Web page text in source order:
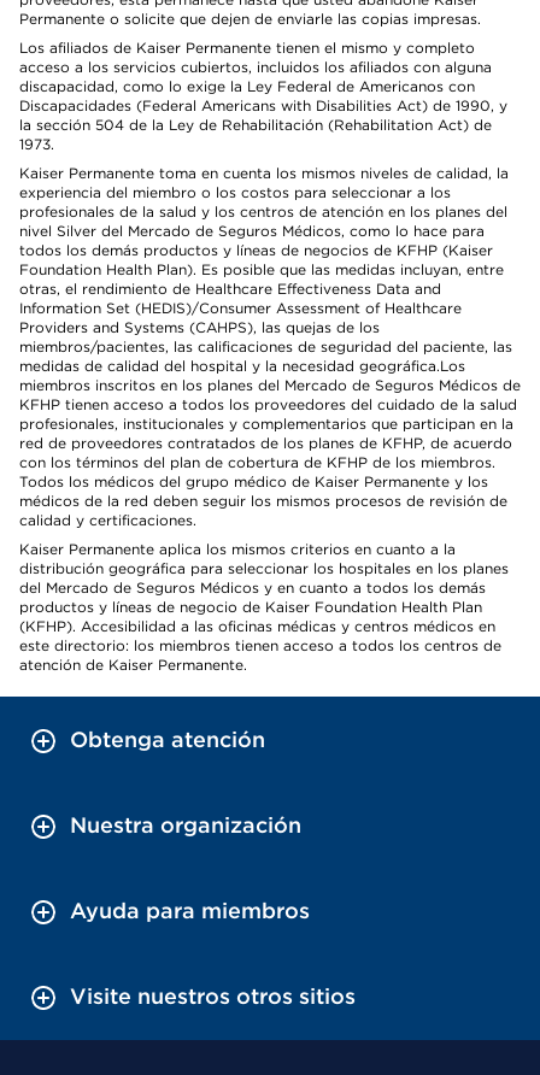
Permanente o solicite que dejen de enviarle las copias impresas.
Los afiliados de Kaiser Permanente tienen el mismo y completo
acceso a los servicios cubiertos, incluidos los afiliados con alguna
discapacidad, como lo exige la Ley Federal de Americanos con
Discapacidades (Federal Americans with Disabilities Act) de 1990, y
la sección 504 de la Ley de Rehabilitación (Rehabilitation Act) de
1973.
Kaiser Permanente toma en cuenta los mismos niveles de calidad, la
experiencia del miembro o los costos para seleccionar a los
profesionales de la salud y los centros de atención en los planes del
nivel Silver del Mercado de Seguros Médicos, como lo hace para
todos los demás productos y líneas de negocios de KFHP (Kaiser
Foundation Health Plan). Es posible que las medidas incluyan, entre
otras, el rendimiento de Healthcare Effectiveness Data and
Information Set (HEDIS)/Consumer Assessment of Healthcare
Providers and Systems (CAHPS), las quejas de los
miembros/pacientes, las calificaciones de seguridad del paciente, las
medidas de calidad del hospital y la necesidad geográfica.Los
miembros inscritos en los planes del Mercado de Seguros Médicos de
KFHP tienen acceso a todos los proveedores del cuidado de la salud
profesionales, institucionales y complementarios que participan en la
red de proveedores contratados de los planes de KFHP, de acuerdo
con los términos del plan de cobertura de KFHP de los miembros.
Todos los médicos del grupo médico de Kaiser Permanente y los
médicos de la red deben seguir los mismos procesos de revisión de
calidad y certificaciones.
Kaiser Permanente aplica los mismos criterios en cuanto a la
distribución geográfica para seleccionar los hospitales en los planes
del Mercado de Seguros Médicos y en cuanto a todos los demás
productos y líneas de negocio de Kaiser Foundation Health Plan
(KFHP). Accesibilidad a las oficinas médicas y centros médicos en
este directorio: los miembros tienen acceso a todos los centros de
atención de Kaiser Permanente.
Obtenga atención
Nuestra organización
Ayuda para miembros
Visite nuestros otros sitios